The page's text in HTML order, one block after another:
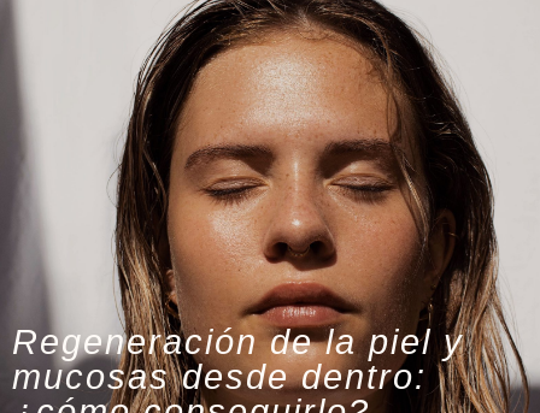
Regeneración de la piel y
mucosas desde dentro: